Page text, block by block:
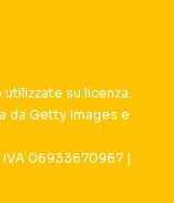
su licenza.
da Getty Images e
06933670967 |